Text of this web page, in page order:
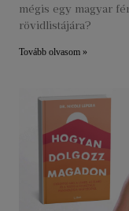
mégis egy magyar
rövidlistájára?
Tovább olvasom »